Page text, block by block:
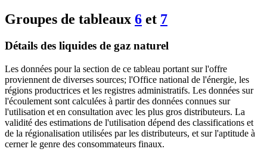
Groupes de tableaux 6 et 7
Détails des liquides de gaz naturel
Les données pour la section de ce tableau portant sur l'offre
proviennent de diverses sources; l'Office national de l'énergie, les
régions productrices et les registres administratifs. Les données sur
l'écoulement sont calculées à partir des données connues sur
l'utilisation et en consultation avec les plus gros distributeurs. La
validité des estimations de l'utilisation dépend des classifications et
de la régionalisation utilisées par les distributeurs, et sur l'aptitude à
cerner le genre des consommateurs finaux.